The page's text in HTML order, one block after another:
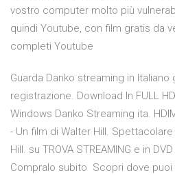
vostro computer molto più
quindi Youtube, con film gratis da
completi Youtube
Guarda Danko streaming in Italiano
registrazione. Download In FULL
Windows Danko Streaming ita.
- Un film di Walter Hill.
Hill. su TROVA STREAMING e in
Compralo subito Scopri dove puoi